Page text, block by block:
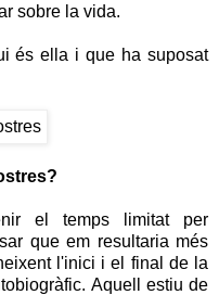
sobre la vida.
és ella i que ha suposat
el temps limitat per
que em resultaria més
l'inici i el final de la
Aquell estiu de